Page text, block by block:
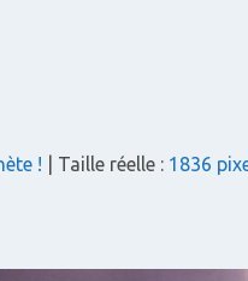
! | Taille réelle : 1836